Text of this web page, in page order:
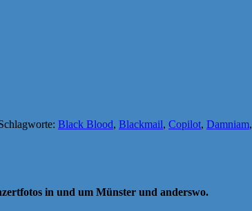
Black Blood, Blackmail, Copilot, Damniam,
in und um Münster und anderswo.